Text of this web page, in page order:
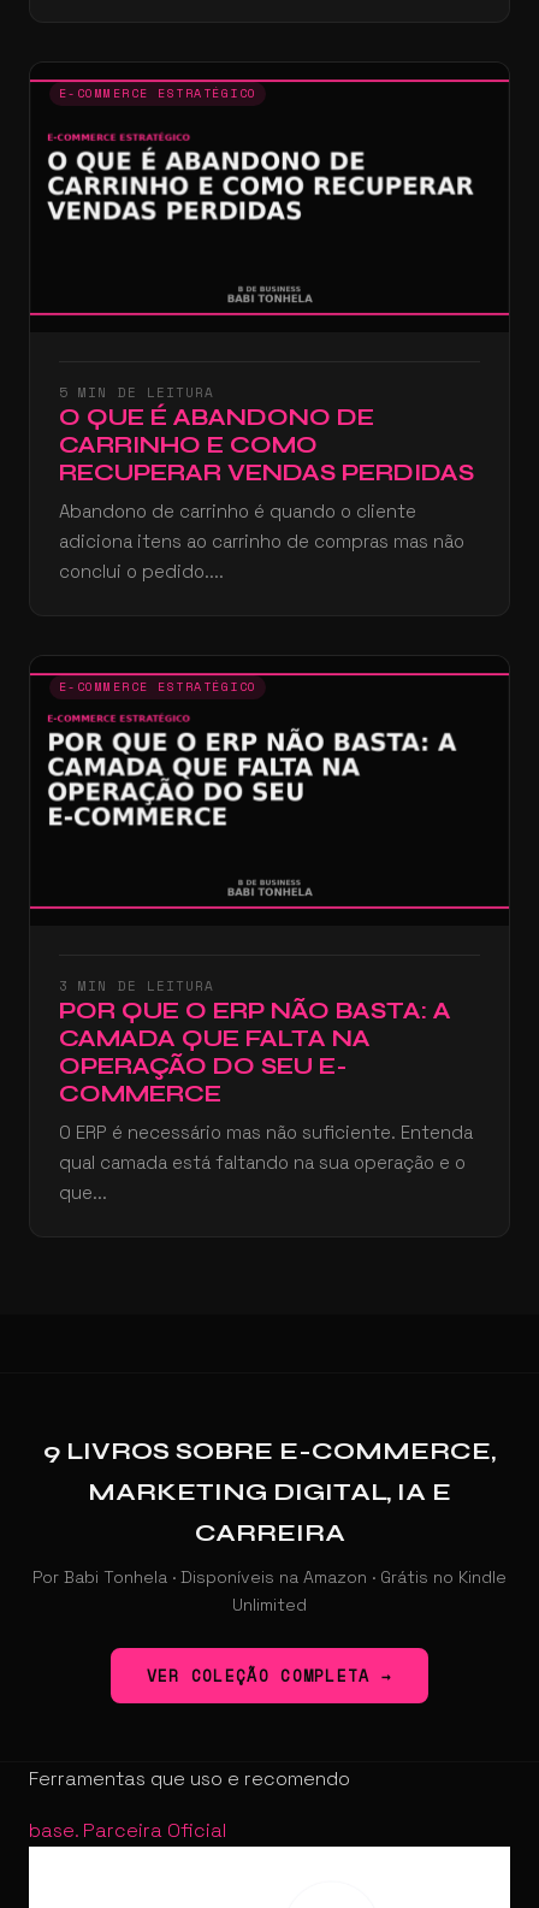
E-COMMERCE ESTRATÉGICO
5 MIN DE LEITURA
O QUE É ABANDONO DE
CARRINHO E COMO
RECUPERAR VENDAS PERDIDAS
Abandono de carrinho é quando o cliente
adiciona itens ao carrinho de compras mas não
conclui o pedido....
E-COMMERCE ESTRATÉGICO
3 MIN DE LEITURA
POR QUE O ERP NÃO BASTA: A
CAMADA QUE FALTA NA
OPERAÇÃO DO SEU E-
COMMERCE
O ERP é necessário mas não suficiente. Entenda
qual camada está faltando na sua operação e o
que...
9 LIVROS SOBRE E-COMMERCE,
MARKETING DIGITAL, IA E
CARREIRA
Por Babi Tonhela · Disponíveis na Amazon · Grátis no Kindle
Unlimited
VER COLEÇÃO COMPLETA →
Ferramentas que uso e recomendo
base. Parceira Oficial